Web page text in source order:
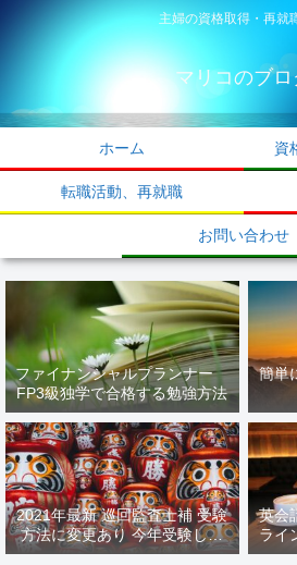
主婦の資格取得・再就
マリコのブロ
ホーム 資
転職活動、再就職
お問い合わせ
ファイナンシャルプランナー
FP3級独学で合格する勉強方法
簡単
2021年最新 巡回監査士補 受験
方法に変更あり 今年受験した
体験談、合格発表
英会
ライ